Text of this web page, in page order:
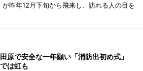
が昨年12月下旬から飛来し、訪れる人の目を
原で安全な一年願い「消防出初め式」
は虹も